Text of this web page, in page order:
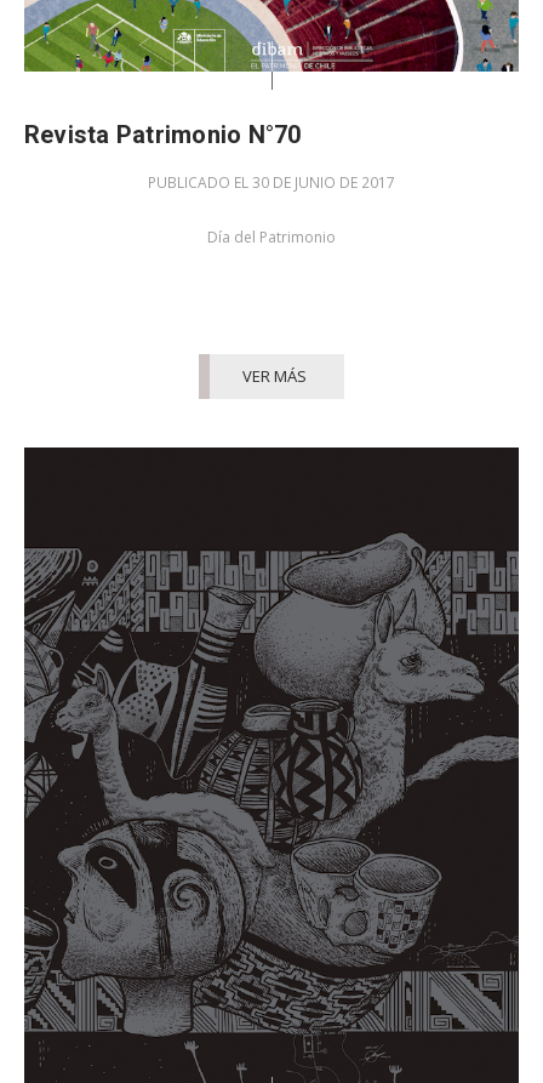
Revista Patrimonio N°70
PUBLICADO EL 30 DE JUNIO DE 2017
Día del Patrimonio
VER MÁS